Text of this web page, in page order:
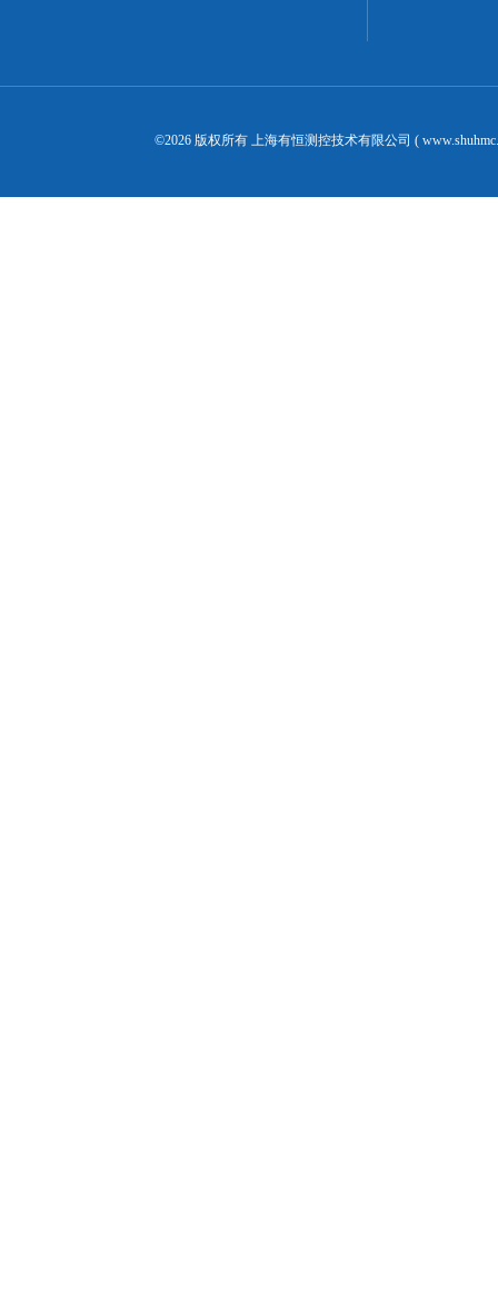
©2026 版权所有 上海有恒测控技术有限公司 (